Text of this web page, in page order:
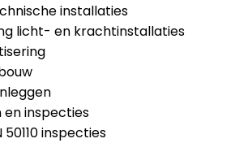
installaties
licht- en krachtinstallaties
en inspecties
50110 inspecties